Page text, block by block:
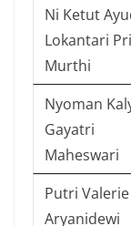
Ni Ketut
Lokantari
Murthi
Nyoman
Gayatri
Maheswari
Putri Valerie
Aryanidewi